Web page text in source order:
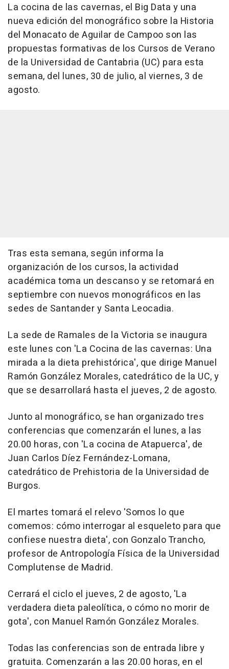
La cocina de las cavernas, el Big Data y una
nueva edición del monográfico sobre la Historia
del Monacato de Aguilar de Campoo son las
propuestas formativas de los Cursos de Verano
de la Universidad de Cantabria (UC) para esta
semana, del lunes, 30 de julio, al viernes, 3 de
agosto.
Tras esta semana, según informa la
organización de los cursos, la actividad
académica toma un descanso y se retomará en
septiembre con nuevos monográficos en las
sedes de Santander y Santa Leocadia.
La sede de Ramales de la Victoria se inaugura
este lunes con 'La Cocina de las cavernas: Una
mirada a la dieta prehistórica', que dirige Manuel
Ramón González Morales, catedrático de la UC, y
que se desarrollará hasta el jueves, 2 de agosto.
Junto al monográfico, se han organizado tres
conferencias que comenzarán el lunes, a las
20.00 horas, con 'La cocina de Atapuerca', de
Juan Carlos Díez Fernández-Lomana,
catedrático de Prehistoria de la Universidad de
Burgos.
El martes tomará el relevo 'Somos lo que
comemos: cómo interrogar al esqueleto para que
confiese nuestra dieta', con Gonzalo Trancho,
profesor de Antropología Física de la Universidad
Complutense de Madrid.
Cerrará el ciclo el jueves, 2 de agosto, 'La
verdadera dieta paleolítica, o cómo no morir de
gota', con Manuel Ramón González Morales.
Todas las conferencias son de entrada libre y
gratuita. Comenzarán a las 20.00 horas, en el